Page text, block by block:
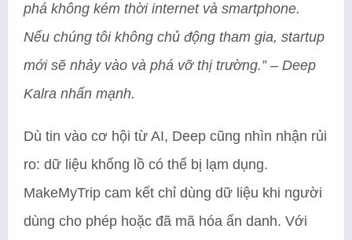
phá không kém thời internet và smartphone.
Nếu chúng tôi không chủ động tham gia, startup
mới sẽ nhảy vào và phá vỡ thị trường.”– Deep
Kalra nhấn mạnh.
Dù tin vào cơ hội từ AI, Deep cũng nhìn nhận rủi
ro: dữ liệu khổng lồ có thể bị lạm dụng.
MakeMyTrip cam kết chỉ dùng dữ liệu khi người
dùng cho phép hoặc đã mã hóa ẩn danh. Với